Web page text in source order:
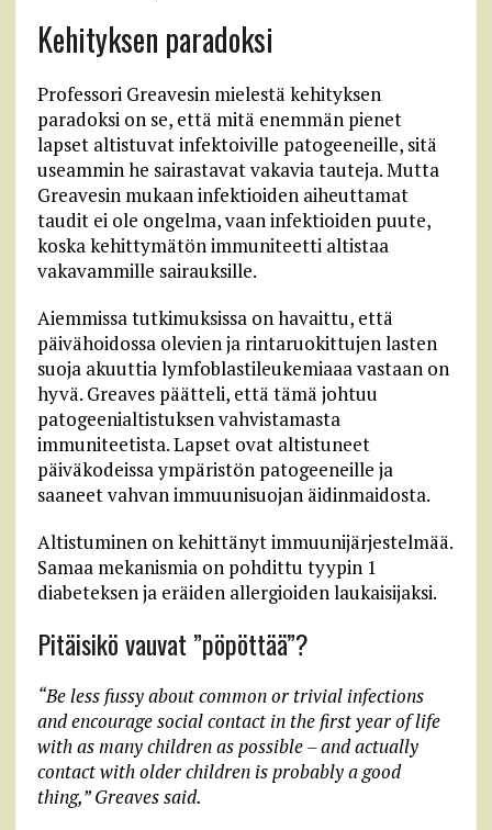
Kehityksen paradoksi
Professori Greavesin mielestä kehityksen
paradoksi on se, että mitä enemmän pienet
lapset altistuvat infektoiville patogeeneille, sitä
useammin he sairastavat vakavia tauteja. Mutta
Greavesin mukaan infektioiden aiheuttamat
taudit ei ole ongelma, vaan infektioiden puute,
koska kehittymätön immuniteetti altistaa
vakavammille sairauksille.
Aiemmissa tutkimuksissa on havaittu, että
päivähoidossa olevien ja rintaruokittujen lasten
suoja akuuttia lymfoblastileukemiaaa vastaan on
hyvä. Greaves päätteli, että tämä johtuu
patogeenialtistuksen vahvistamasta
immuniteetista. Lapset ovat altistuneet
päiväkodeissa ympäristön patogeeneille ja
saaneet vahvan immuunisuojan äidinmaidosta.
Altistuminen on kehittänyt immuunijärjestelmää.
Samaa mekanismia on pohdittu tyypin 1
diabeteksen ja eräiden allergioiden laukaisijaksi.
Pitäisikö vauvat ”pöpöttää”?
“Be less fussy about common or trivial infections
and encourage social contact in the first year of life
with as many children as possible – and actually
contact with older children is probably a good
thing,” Greaves said.